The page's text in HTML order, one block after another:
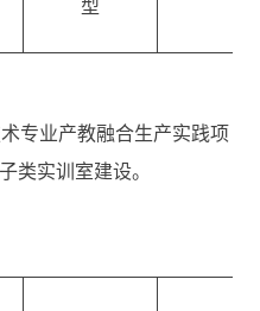
型
专业产教融合生产实践项
类实训室建设。